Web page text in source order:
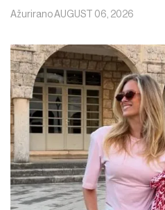
AžuriranoAUGUST 06, 2026